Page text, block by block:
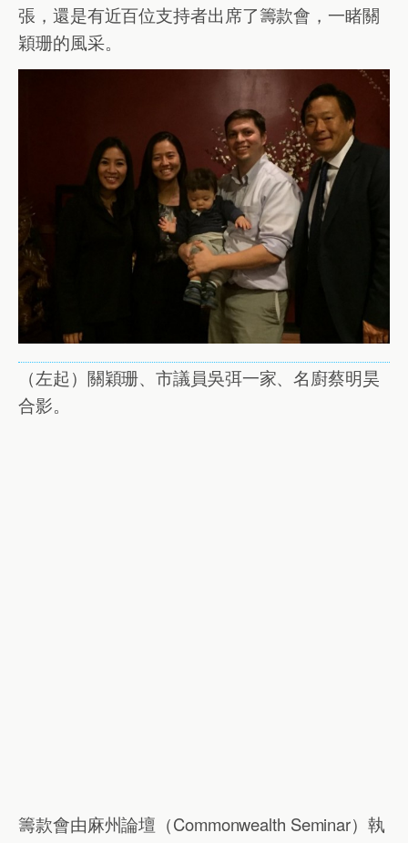
張，還是有近百位支持者出席了籌款會，一睹關
穎珊的風采。
（左起）關穎珊、市議員吳弭一家、名廚蔡明昊
合影。
籌款會由麻州論壇（Commonwealth Seminar）執